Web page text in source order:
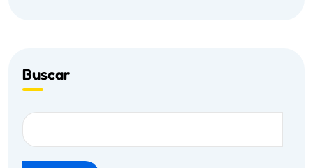
Buscar